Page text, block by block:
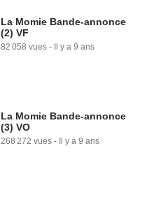
La Momie Bande-annonce
(2) VF
82 058 vues - Il y a 9 ans
La Momie Bande-annonce
(3) VO
268 272 vues - Il y a 9 ans